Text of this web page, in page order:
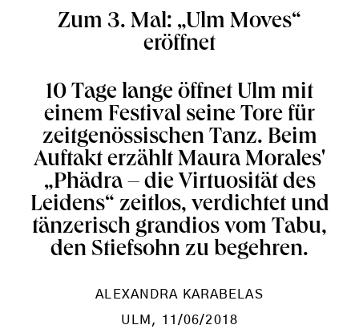
Zum 3. Mal: „Ulm Moves“
eröffnet
10 Tage lange öffnet Ulm mit
einem Festival seine Tore für
zeitgenössischen Tanz. Beim
Auftakt erzählt Maura Morales'
„Phädra – die Virtuosität des
Leidens“ zeitlos, verdichtet und
tänzerisch grandios vom Tabu,
den Stiefsohn zu begehren.
ALEXANDRA KARABELAS
ULM , 11/06/2018